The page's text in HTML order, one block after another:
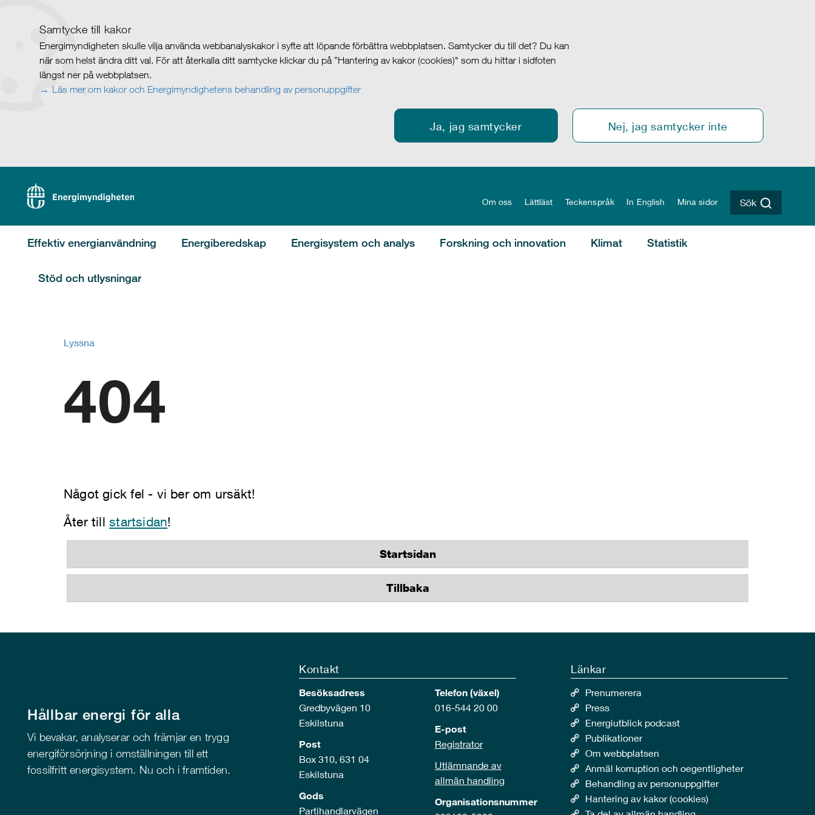
Samtycke till kakor
Energimyndigheten skulle vilja använda webbanalyskakor i syfte att löpande förbättra webbplatsen. Samtycker du till det? Du kan
när som helst ändra ditt val. För att återkalla ditt samtycke klickar du på ”Hantering av kakor (cookies)" som du hittar i sidfoten
längst ner på webbplatsen.
Läs mer om kakor och Energimyndighetens behandling av personuppgifter
Ja, jag samtycker Nej, jag samtycker inte
Om oss Lättläst Teckenspråk In English Mina sidor Sök
Effektiv energianvändning Energiberedskap Energisystem och analys Forskning och innovation Klimat Statistik
Stöd och utlysningar
Lyssna
404
Något gick fel - vi ber om ursäkt!
Åter tillstartsidan!
Startsidan
Tillbaka
Hållbar energi för alla
Vi bevakar, analyserar och främjar en trygg
energiförsörjning i omställningen till ett
fossilfritt energisystem. Nu och i framtiden.
Kontakt
Besöksadress
Gredbyvägen 10
Eskilstuna
Post
Box 310, 631 04
Eskilstuna
Gods
Partihandlarvägen
Telefon (växel)
016-544 20 00
E-post
Registrator
Utlämnande av
allmän handling
Organisationsnummer
Länkar
Prenumerera
Press
Energiutblick podcast
Publikationer
Om webbplatsen
Anmäl korruption och oegentligheter
Behandling av personuppgifter
Hantering av kakor (cookies)